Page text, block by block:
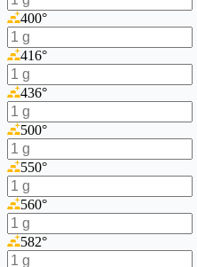
400°
416°
436°
500°
550°
560°
582°